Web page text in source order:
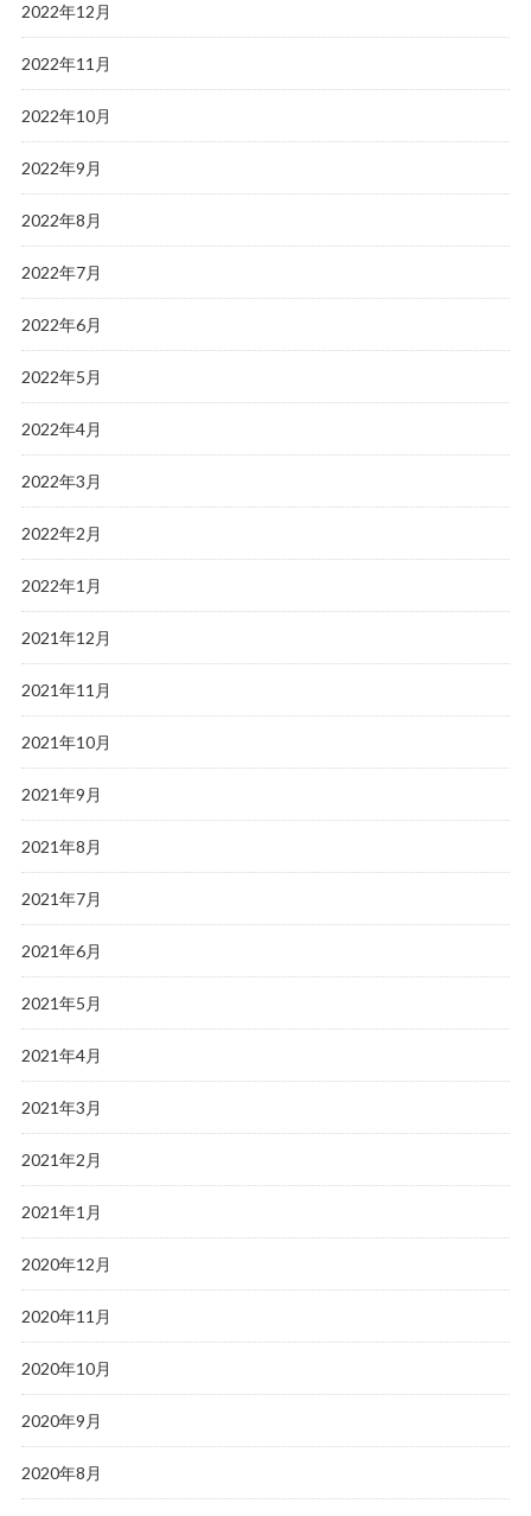
2022年12月
2022年11月
2022年10月
2022年9月
2022年8月
2022年7月
2022年6月
2022年5月
2022年4月
2022年3月
2022年2月
2022年1月
2021年12月
2021年11月
2021年10月
2021年9月
2021年8月
2021年7月
2021年6月
2021年5月
2021年4月
2021年3月
2021年2月
2021年1月
2020年12月
2020年11月
2020年10月
2020年9月
2020年8月